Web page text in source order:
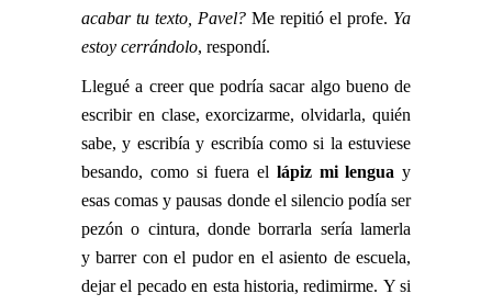
acabar tu texto, Pavel? Me repitió el profe. Ya
estoy cerrándolo, respondí.
Llegué a creer que podría sacar algo bueno de
escribir en clase, exorcizarme, olvidarla, quién
sabe, y escribía y escribía como si la estuviese
besando, como si fuera el lápiz mi lengua y
esas comas y pausas donde el silencio podía ser
pezón o cintura, donde borrarla sería lamerla
y barrer con el pudor en el asiento de escuela,
dejar el pecado en esta historia, redimirme. Y si